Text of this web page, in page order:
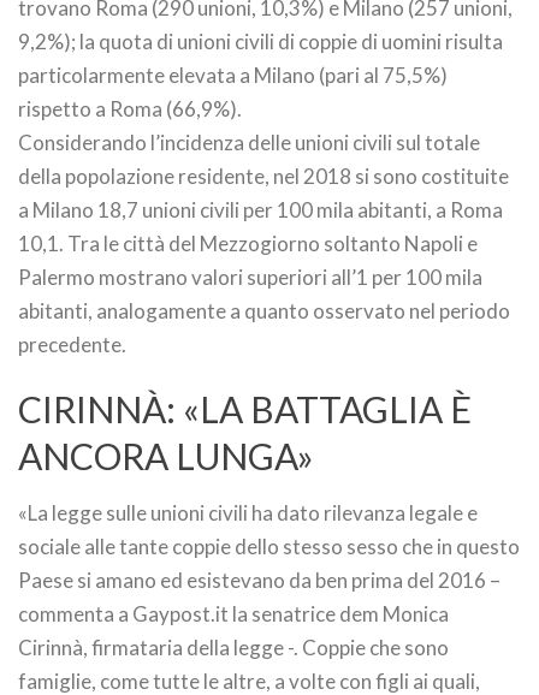
trovano Roma (290 unioni, 10,3%) e Milano (257 unioni,
9,2%); la quota di unioni civili di coppie di uomini risulta
particolarmente elevata a Milano (pari al 75,5%)
rispetto a Roma (66,9%).
Considerando l’incidenza delle unioni civili sul totale
della popolazione residente, nel 2018 si sono costituite
a Milano 18,7 unioni civili per 100 mila abitanti, a Roma
10,1. Tra le città del Mezzogiorno soltanto Napoli e
Palermo mostrano valori superiori all’1 per 100 mila
abitanti, analogamente a quanto osservato nel periodo
precedente.
CIRINNÀ: «LA BATTAGLIA È
ANCORA LUNGA»
«La legge sulle unioni civili ha dato rilevanza legale e
sociale alle tante coppie dello stesso sesso che in questo
Paese si amano ed esistevano da ben prima del 2016 –
commenta a Gaypost.it la senatrice dem Monica
Cirinnà, firmataria della legge -. Coppie che sono
famiglie, come tutte le altre, a volte con figli ai quali,